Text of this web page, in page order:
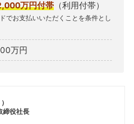
万円付帯 （利用付帯）
でお支払いいただくことを条件とし
万円
締役社長